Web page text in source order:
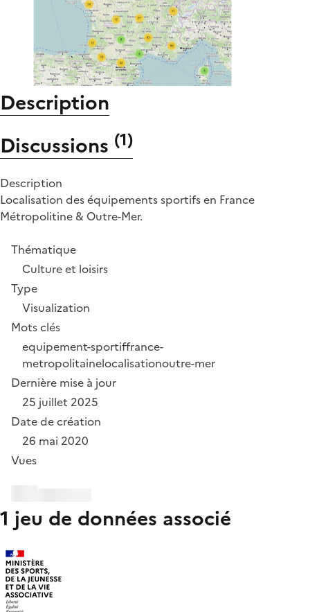
Description
Discussions (1)
Description
Localisation des équipements sportifs en France
Métropolitine & Outre-Mer.
Thématique
Culture et loisirs
Type
Visualization
Mots clés
equipement-sportiffrance-
metropolitainelocalisationoutre-mer
Dernière mise à jour
25 juillet 2025
Date de création
26 mai 2020
Vues
1 jeu de données associé